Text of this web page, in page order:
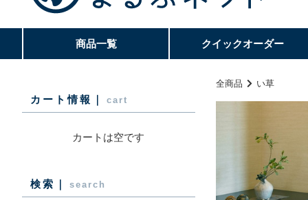
商品一覧 クイックオーダー
全商品 い草
カート情報｜ cart
カートは空です
検索｜ search